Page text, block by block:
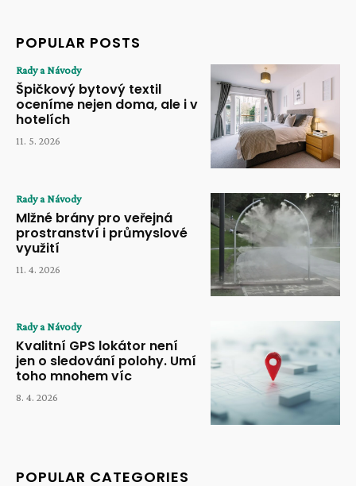
POPULAR POSTS
Rady a Návody
Špičkový bytový textil
oceníme nejen doma, ale i v
hotelích
11. 5. 2026
Rady a Návody
Mlžné brány pro veřejná
prostranství i průmyslové
využití
11. 4. 2026
Rady a Návody
Kvalitní GPS lokátor není
jen o sledování polohy. Umí
toho mnohem víc
8. 4. 2026
POPULAR CATEGORIES